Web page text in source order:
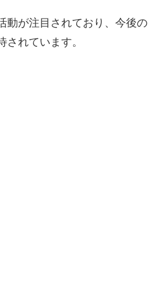
動が注目されており、今後の
されています。